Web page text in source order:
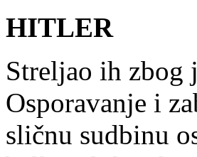
HITLER
Streljao ih zbog
Osporavanje i
sličnu sudbinu